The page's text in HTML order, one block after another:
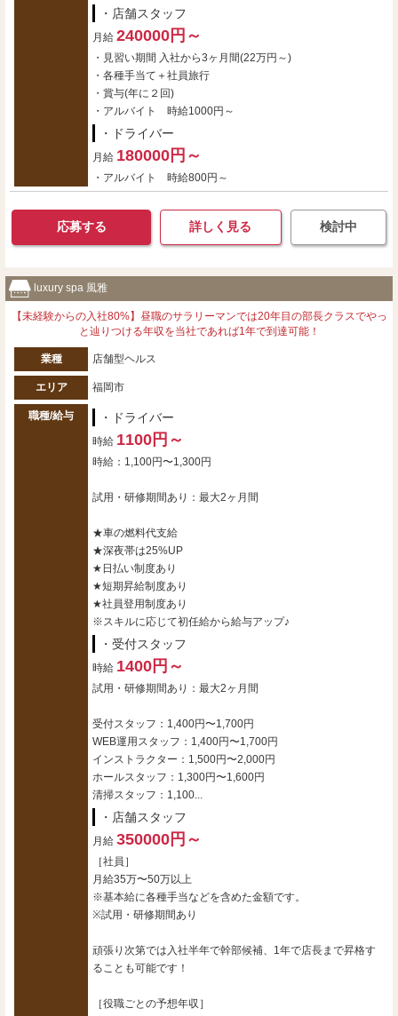
・店舗スタッフ
月給 240000円～
・見習い期間 入社から3ヶ月間(22万円～)
・各種手当て＋社員旅行
・賞与(年に２回)
・アルバイト 時給1000円～
・ドライバー
月給 180000円～
・アルバイト 時給800円～
応募する 詳しく見る 検討中
luxury spa 風雅
【未経験からの入社80%】昼職のサラリーマンでは20年目の部長クラスでやっ
と辿りつける年収を当社であれば1年で到達可能！
業種 店舗型ヘルス
エリア 福岡市
職種/給与 ・ドライバー
時給 1100円～
時給：1,100円〜1,300円
試用・研修期間あり：最大2ヶ月間
★車の燃料代支給
★深夜帯は25%UP
★日払い制度あり
★短期昇給制度あり
★社員登用制度あり
※スキルに応じて初任給から給与アップ♪
・受付スタッフ
時給 1400円～
試用・研修期間あり：最大2ヶ月間
受付スタッフ：1,400円〜1,700円
WEB運用スタッフ：1,400円〜1,700円
インストラクター：1,500円〜2,000円
ホールスタッフ：1,300円〜1,600円
清掃スタッフ：1,100...
・店舗スタッフ
月給 350000円～
［社員］
月給35万〜50万以上
※基本給に各種手当などを含めた金額です。
※試用・研修期間あり
頑張り次第では入社半年で幹部候補、1年で店長まで昇格す
ることも可能です！
［役職ごとの予想年収］